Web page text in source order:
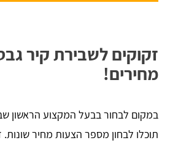
זקוקים לשבירת קיר
מחירים!
במקום לבחור בבעל המקצוע הראשון
תוכלו לבחון מספר הצעות מחיר